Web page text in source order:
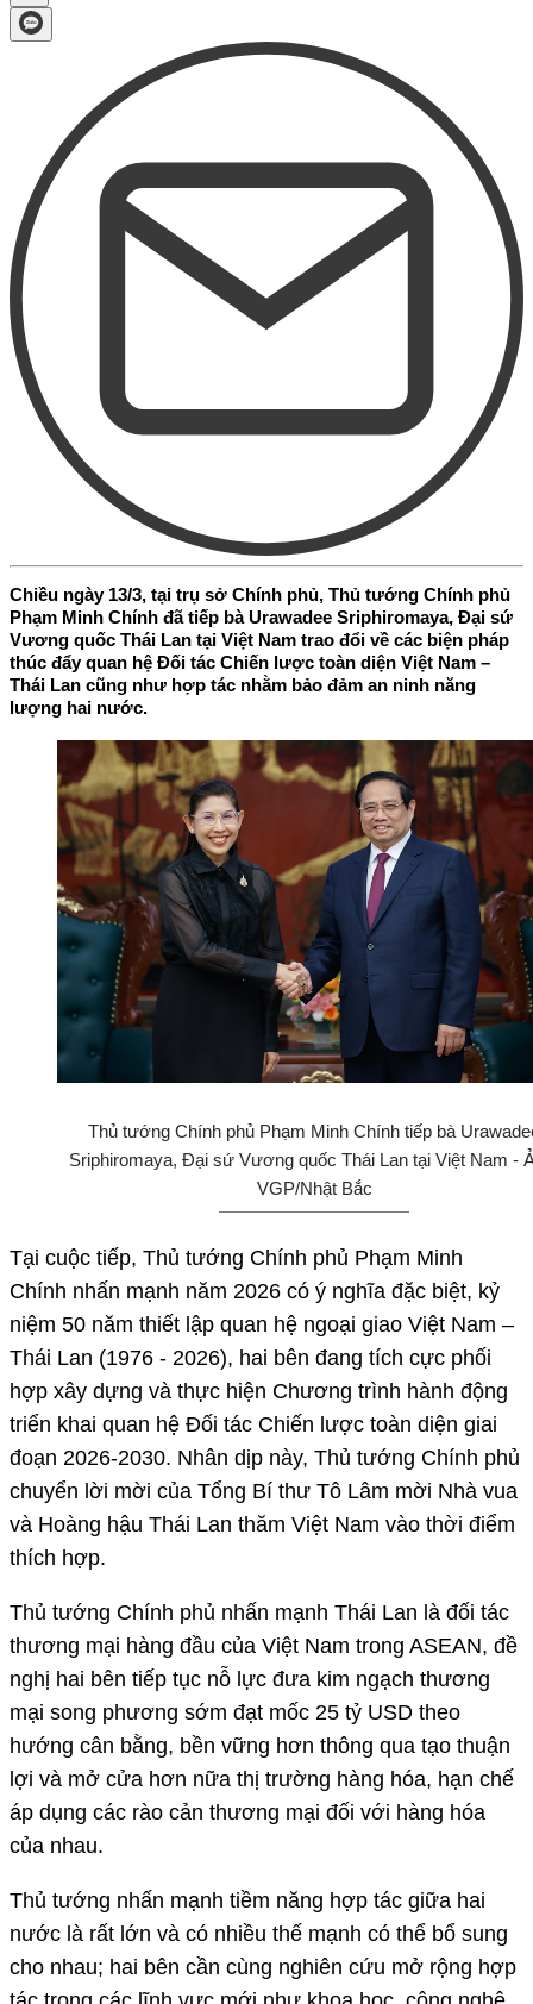
Chiều ngày 13/3, tại trụ sở Chính phủ, Thủ tướng Chính phủ
Phạm Minh Chính đã tiếp bà Urawadee Sriphiromaya, Đại sứ
Vương quốc Thái Lan tại Việt Nam trao đổi về các biện pháp
thúc đẩy quan hệ Đối tác Chiến lược toàn diện Việt Nam –
Thái Lan cũng như hợp tác nhằm bảo đảm an ninh năng
lượng hai nước.
Thủ tướng Chính phủ Phạm Minh Chính tiếp bà
Sriphiromaya, Đại sứ Vương quốc Thái Lan tại Việt Nam -
VGP/Nhật Bắc
Tại cuộc tiếp, Thủ tướng Chính phủ Phạm Minh
Chính nhấn mạnh năm 2026 có ý nghĩa đặc biệt, kỷ
niệm 50 năm thiết lập quan hệ ngoại giao Việt Nam –
Thái Lan (1976 - 2026), hai bên đang tích cực phối
hợp xây dựng và thực hiện Chương trình hành động
triển khai quan hệ Đối tác Chiến lược toàn diện giai
đoạn 2026-2030. Nhân dịp này, Thủ tướng Chính phủ
chuyển lời mời của Tổng Bí thư Tô Lâm mời Nhà vua
và Hoàng hậu Thái Lan thăm Việt Nam vào thời điểm
thích hợp.
Thủ tướng Chính phủ nhấn mạnh Thái Lan là đối tác
thương mại hàng đầu của Việt Nam trong ASEAN, đề
nghị hai bên tiếp tục nỗ lực đưa kim ngạch thương
mại song phương sớm đạt mốc 25 tỷ USD theo
hướng cân bằng, bền vững hơn thông qua tạo thuận
lợi và mở cửa hơn nữa thị trường hàng hóa, hạn chế
áp dụng các rào cản thương mại đối với hàng hóa
của nhau.
Thủ tướng nhấn mạnh tiềm năng hợp tác giữa hai
nước là rất lớn và có nhiều thế mạnh có thể bổ sung
cho nhau; hai bên cần cùng nghiên cứu mở rộng hợp